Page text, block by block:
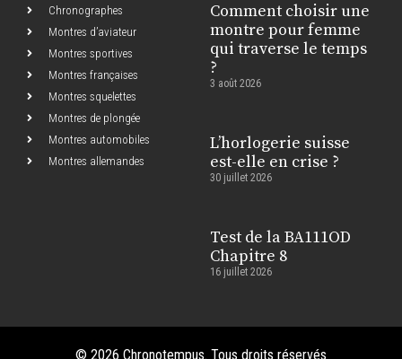
Chronographes
Montres d’aviateur
Montres sportives
Montres françaises
Montres squelettes
Montres de plongée
Montres automobiles
Montres allemandes
Comment choisir une
montre pour femme
qui traverse le temps
?
3 août 2026
L’horlogerie suisse
est-elle en crise ?
30 juillet 2026
Test de la BA111OD
Chapitre 8
16 juillet 2026
© 2026 Chronotempus. Tous droits réservés